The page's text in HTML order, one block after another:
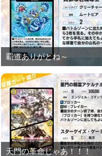
覇道ありがとね～
天門の革命じゃあ！！！